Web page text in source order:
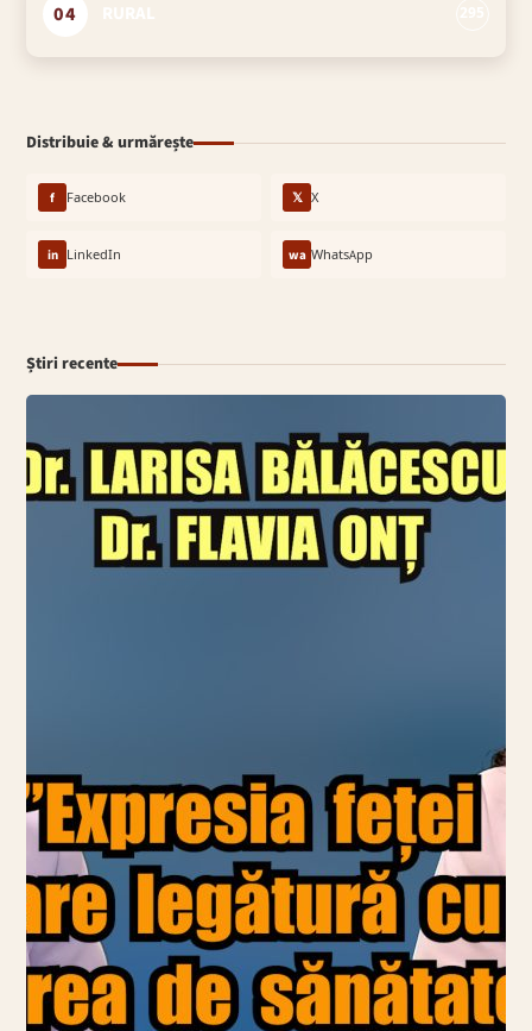
04
Distribuie & urmărește
f Facebook 𝕏 X
in LinkedIn wa WhatsApp
Știri recente